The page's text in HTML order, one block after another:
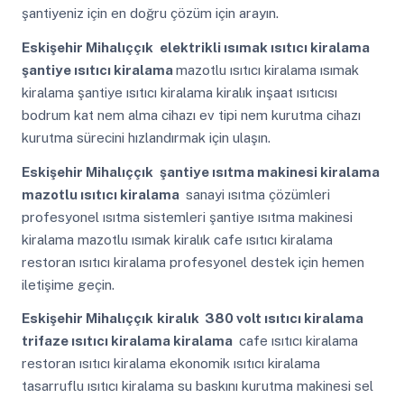
şantiyeniz için en doğru çözüm için arayın.
Eskişehir Mihalıççık elektrikli ısımak ısıtıcı kiralama
şantiye ısıtıcı kiralamamazotlu ısıtıcı kiralama ısımak
kiralama şantiye ısıtıcı kiralama kiralık inşaat ısıtıcısı
bodrum kat nem alma cihazı ev tipi nem kurutma cihazı
kurutma sürecini hızlandırmak için ulaşın.
Eskişehir Mihalıççık şantiye ısıtma makinesi kiralama
mazotlu ısıtıcı kiralama sanayi ısıtma çözümleri
profesyonel ısıtma sistemleri şantiye ısıtma makinesi
kiralama mazotlu ısımak kiralık cafe ısıtıcı kiralama
restoran ısıtıcı kiralama profesyonel destek için hemen
iletişime geçin.
Eskişehir Mihalıççık kiralık 380 volt ısıtıcı kiralama
trifaze ısıtıcı kiralama kiralama cafe ısıtıcı kiralama
restoran ısıtıcı kiralama ekonomik ısıtıcı kiralama
tasarruflu ısıtıcı kiralama su baskını kurutma makinesi sel